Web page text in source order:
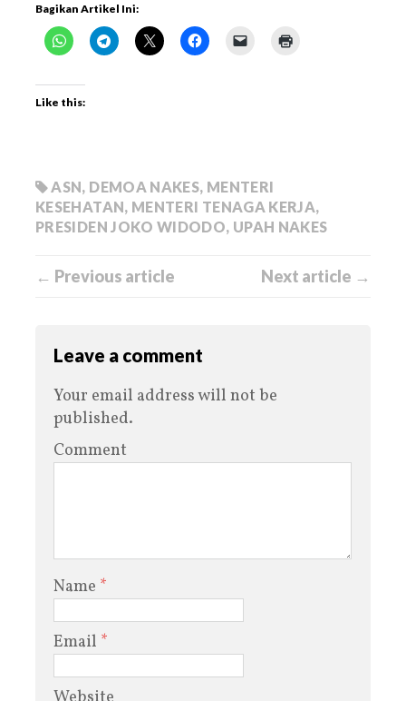
Bagikan Artikel Ini:
Like this:
ASN, DEMOA NAKES, MENTERI
KESEHATAN, MENTERI TENAGA KERJA,
PRESIDEN JOKO WIDODO, UPAH NAKES
← Previous article Next article →
Leave a comment
Your email address will not be
published.
Comment
Name *
Email *